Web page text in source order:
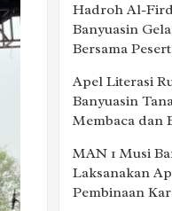
Hadroh Al-
Banyuasin
Bersama
Apel Literasi
Banyuasin
Membaca dan
MAN 1 Musi
Laksanakan
Pembinaan